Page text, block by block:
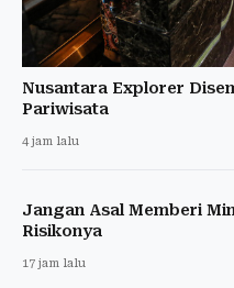
Nusantara Explorer
Pariwisata
4 jam lalu
Jangan Asal Memberi
Risikonya
17 jam lalu